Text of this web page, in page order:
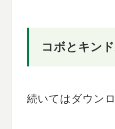
コボとキン
続いてはダウン